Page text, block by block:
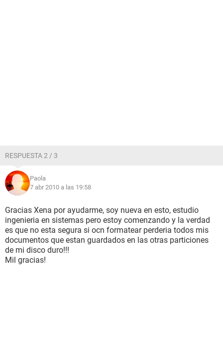
RESPUESTA 2 / 3
Paola
7 abr 2010 a las 19:58
Gracias Xena por ayudarme, soy nueva en esto, estudio
ingenieria en sistemas pero estoy comenzando y la verdad
es que no esta segura si ocn formatear perderia todos mis
documentos que estan guardados en las otras particiones
de mi disco duro!!!
Mil gracias!